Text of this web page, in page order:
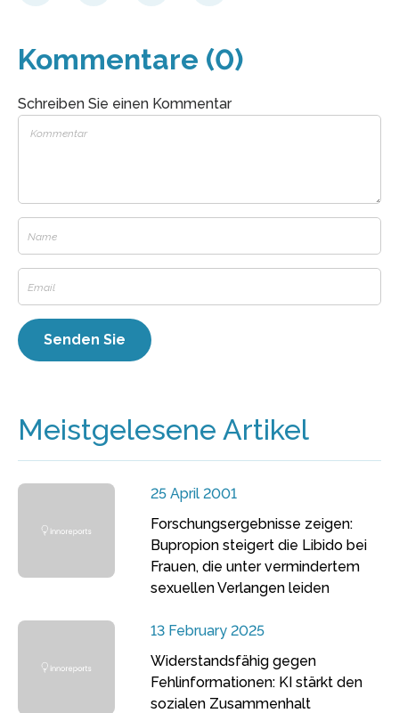
Kommentare (0)
Schreiben Sie einen Kommentar
Meistgelesene Artikel
25 April 2001
Forschungsergebnisse zeigen:
Bupropion steigert die Libido bei
Frauen, die unter vermindertem
sexuellen Verlangen leiden
13 February 2025
Widerstandsfähig gegen
Fehlinformationen: KI stärkt den
sozialen Zusammenhalt